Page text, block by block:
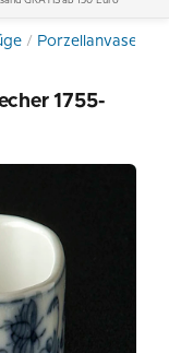
Porzellanvasen
1755-